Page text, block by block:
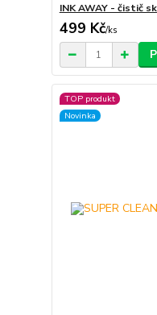
INK AWAY - čistič
499 Kč/ks
TOP produkt
Novinka